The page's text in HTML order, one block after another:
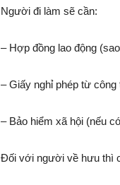
Người đi làm sẽ cần:
– Hợp đồng lao động
– Giấy nghỉ phép từ công
– Bảo hiểm xã hội (nếu
Đối với người về hưu thì